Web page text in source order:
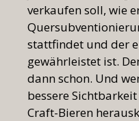
verkaufen soll, wie
stattfindet und der
gewährleistet ist.
dann schon. Und
bessere
Craft-Bieren